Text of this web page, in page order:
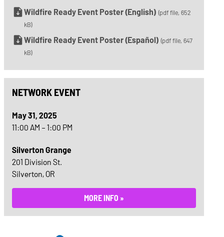
Wildfire Ready Event Poster (English) (pdf file, 652
kB)
Wildfire Ready Event Poster (Español) (pdf file, 647
kB)
NETWORK EVENT
May 31, 2025
11:00 AM – 1:00 PM
Silverton Grange
201 Division St.
Silverton, OR
MORE INFO